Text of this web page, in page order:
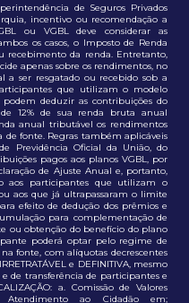
de Seguros Privados
incentivo ou recomendação a
ou VGBL deve considerar as
os casos, o Imposto de Renda
recebimento da renda. Entretanto,
apenas sobre os rendimentos, no
a ser resgatado ou recebido sob a
que utilizam o modelo
deduzir as contribuições do
12% de sua renda bruta anual
anual tributável os rendimentos
de fonte. Regras também aplicáveis
Previdência Oficial da União, do
pagos aos planos VGBL, por
de Ajuste Anual e, portanto,
aos participantes que utilizam o
aos que já ultrapassaram o limite
efeito de dedução dos prêmios e
para complementação de
ou obtenção do benefício do plano
poderá optar pelo regime de
fonte, com alíquotas decrescentes
e DEFINITIVA, mesmo
de transferência de participantes e
a. Comissão de Valores
ao Cidadão em;